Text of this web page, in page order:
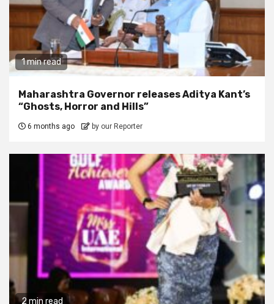
1 min read
Maharashtra Governor releases Aditya Kant’s
“Ghosts, Horror and Hills”
6 months ago by our Reporter
2 min read